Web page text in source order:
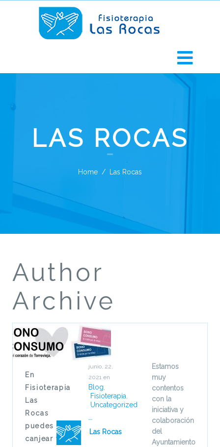
LAS ROCAS
Home Las Rocas
Author
Archive
En
Fisioterapia
Las
Rocas
puedes
canjear tu
junio, 22,
2021 en
Blog,
Fisioterapia,
Uncategorized
Las Rocas
Estamos
muy
contentos
con la
iniciativa y
colaboración
del
Ayuntamiento